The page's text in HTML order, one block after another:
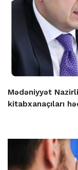
Mədəniyyət
kitabxanaçıları